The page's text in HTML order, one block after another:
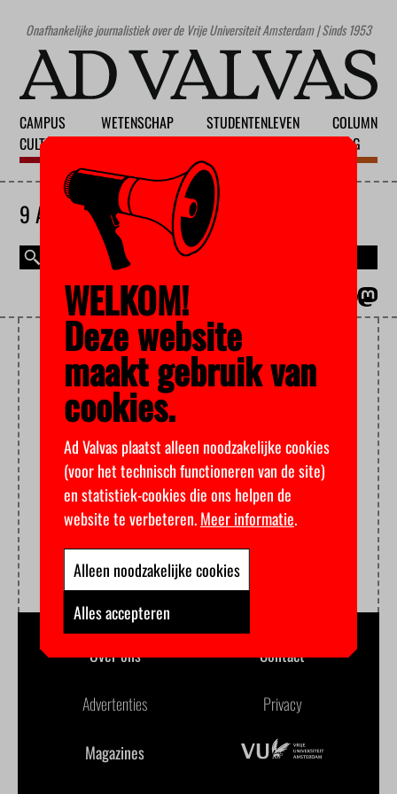
Onafhankelijke journalistiek over de Vrije Universiteit Amsterdam | Sinds 1953
CAMPUS
CULTUUR
WETENSCHAP
STUDENTENLEVEN
COLUMN
BLOG
9 AUGUSTUS 2026
ROMEINEN
Over ons Contact
Advertenties Privacy
Magazines
WELKOM!
Deze website
maakt gebruik van
cookies.
Ad Valvas plaatst alleen noodzakelijke cookies
(voor het technisch functioneren van de site)
en statistiek-cookies die ons helpen de
website te verbeteren.Meer informatie.
Alleen noodzakelijke cookies
Alles accepteren